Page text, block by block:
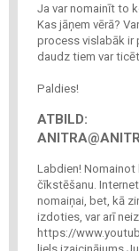
Ja var nomainīt to
Kas jāņem vērā?
process vislabāk ir
daudz tiem var
Paldies!
ATBILD:
Labdien!
čīkstēšanu.
nomaiņai, bet, kā
izdoties, var arī
https://
liels izaicinājums